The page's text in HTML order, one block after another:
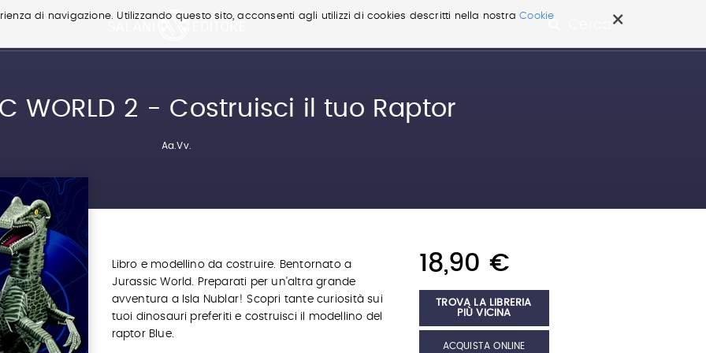
×
di navigazione. Utilizzando questo sito, acconsenti agli utilizzi di cookies descritti nella nostraCookie
Cerca ...
WORLD 2 - Costruisci il tuo Raptor
Aa.Vv.
Libro e modellino da costruire. Bentornato a
Jurassic World. Preparati per un'altra grande
avventura a Isla Nublar! Scopri tante curiosità sui
tuoi dinosauri preferiti e costruisci il modellino del
raptor Blue.
18,90 €
TROVA LA LIBRERIA
PIÙ VICINA
ACQUISTA ONLINE